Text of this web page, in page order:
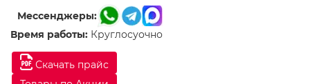
Скачать прайс
Мессенджеры:
Время работы: Круглосуочно